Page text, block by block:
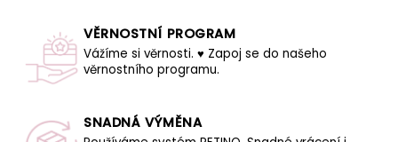
VĚRNOSTNÍ PROGRAM
Vážíme si věrnosti. ♥ Zapoj se do našeho
věrnostního programu.
SNADNÁ VÝMĚNA